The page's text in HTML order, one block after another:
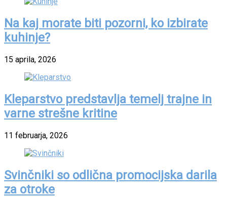
Na kaj morate biti pozorni, ko izbirate
kuhinje?
15 aprila, 2026
Kleparstvo predstavlja temelj trajne in
varne strešne kritine
11 februarja, 2026
Svinčniki so odlična promocijska darila
za otroke